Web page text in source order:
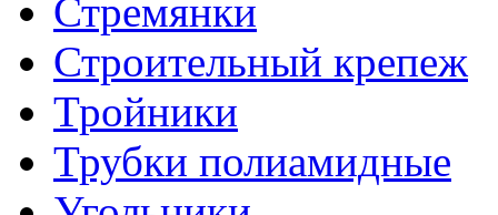
Стремянки
Строительный крепеж
Тройники
Трубки полиамидные